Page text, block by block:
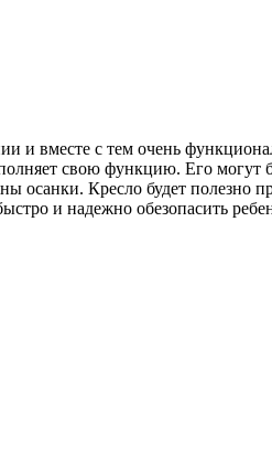
и вместе с тем очень
свою функцию. Его могут
осанки. Кресло будет полезно
и надежно обезопасить